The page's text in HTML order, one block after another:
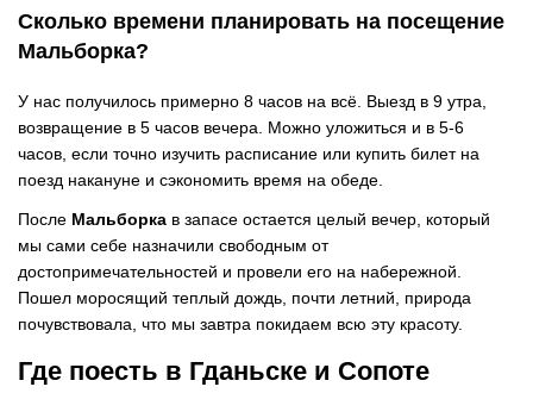
Сколько времени планировать на посещение
Мальборка?
У нас получилось примерно 8 часов на всё. Выезд в 9 утра,
возвращение в 5 часов вечера. Можно уложиться и в 5-6
часов, если точно изучить расписание или купить билет на
поезд накануне и сэкономить время на обеде.
После Мальборка в запасе остается целый вечер, который
мы сами себе назначили свободным от
достопримечательностей и провели его на набережной.
Пошел моросящий теплый дождь, почти летний, природа
почувствовала, что мы завтра покидаем всю эту красоту.
Где поесть в Гданьске и Сопоте